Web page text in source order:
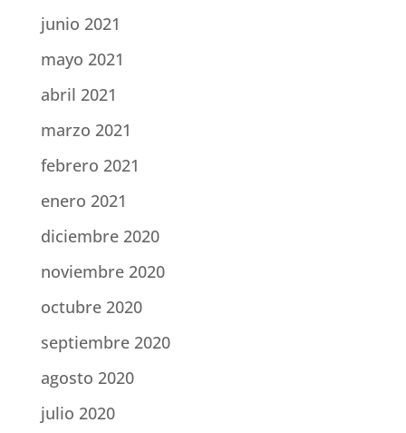
junio 2021
mayo 2021
abril 2021
marzo 2021
febrero 2021
enero 2021
diciembre 2020
noviembre 2020
octubre 2020
septiembre 2020
agosto 2020
julio 2020